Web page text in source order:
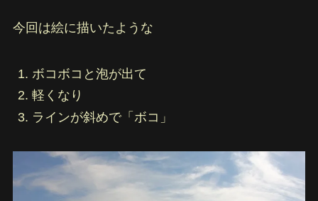
今回は絵に描いたような
ボコボコと泡が出て
軽くなり
ラインが斜めで「ボコ」